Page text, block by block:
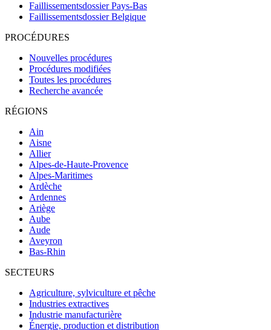
Faillissementsdossier Pays-Bas
Faillissementsdossier Belgique
PROCÉDURES
Nouvelles procédures
Procédures modifiées
Toutes les procédures
Recherche avancée
RÉGIONS
Ain
Aisne
Allier
Alpes-de-Haute-Provence
Alpes-Maritimes
Ardèche
Ardennes
Ariège
Aube
Aude
Aveyron
Bas-Rhin
SECTEURS
Agriculture, sylviculture et pêche
Industries extractives
Industrie manufacturière
Énergie, production et distribution